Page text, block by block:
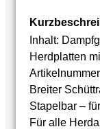
Inhalt:
Herdplatten
Breiter
Stapelbar –
Für alle